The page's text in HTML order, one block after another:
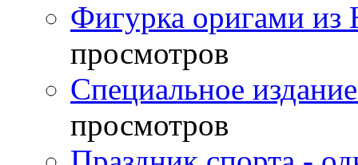
Фигурка оригами из
просмотров
Специальное
просмотров